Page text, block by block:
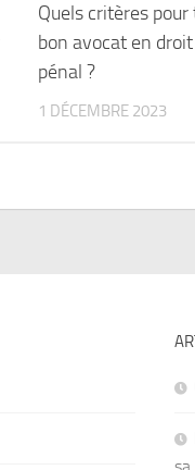
Quels critères
bon avocat en
pénal ?
1 DÉCEMBRE 2023
sa